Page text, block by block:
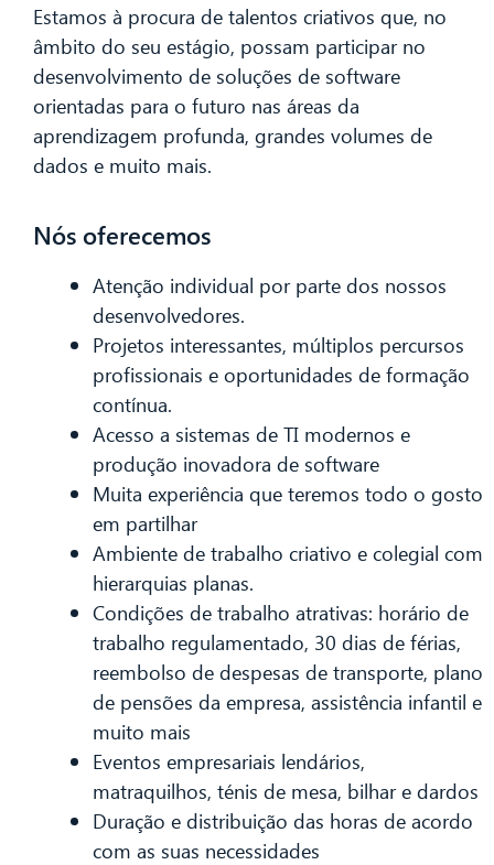
Estamos à procura de talentos criativos que, no
âmbito do seu estágio, possam participar no
desenvolvimento de soluções de software
orientadas para o futuro nas áreas da
aprendizagem profunda, grandes volumes de
dados e muito mais.
Nós oferecemos
Atenção individual por parte dos nossos
desenvolvedores.
Projetos interessantes, múltiplos percursos
profissionais e oportunidades de formação
contínua.
Acesso a sistemas de TI modernos e
produção inovadora de software
Muita experiência que teremos todo o gosto
em partilhar
Ambiente de trabalho criativo e colegial com
hierarquias planas.
Condições de trabalho atrativas: horário de
trabalho regulamentado, 30 dias de férias,
reembolso de despesas de transporte, plano
de pensões da empresa, assistência infantil e
muito mais
Eventos empresariais lendários,
matraquilhos, ténis de mesa, bilhar e dardos
Duração e distribuição das horas de acordo
com as suas necessidades
CIB AI ChatBot
Olá! O que posso fazer por si?